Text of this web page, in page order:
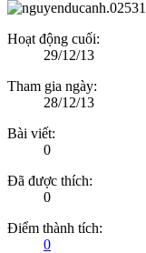
Hoạt động cuối:
29/12/13
Tham gia ngày:
28/12/13
Bài viết:
0
Đã được thích:
0
Điểm thành tích:
0